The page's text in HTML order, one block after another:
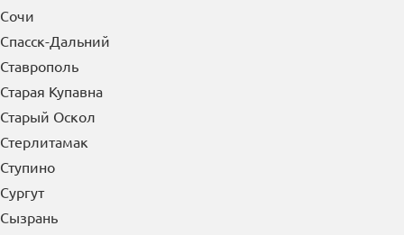
Сочи
Спасск-Дальний
Ставрополь
Старая Купавна
Старый Оскол
Стерлитамак
Ступино
Сургут
Сызрань